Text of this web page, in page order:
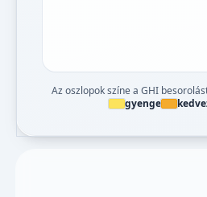
Az oszlopok színe a GHI
gyenge